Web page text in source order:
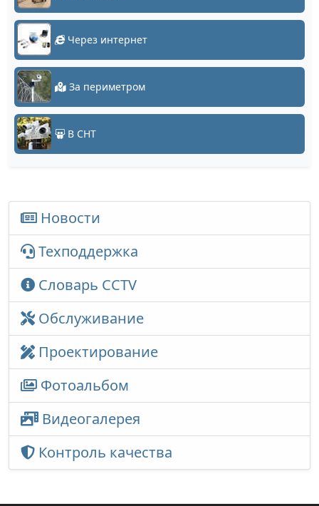
Через интернет
За периметром
В СНТ
Новости
Техподдержка
Словарь CCTV
Обслуживание
Проектирование
Фотоальбом
Видеогалерея
Контроль качества